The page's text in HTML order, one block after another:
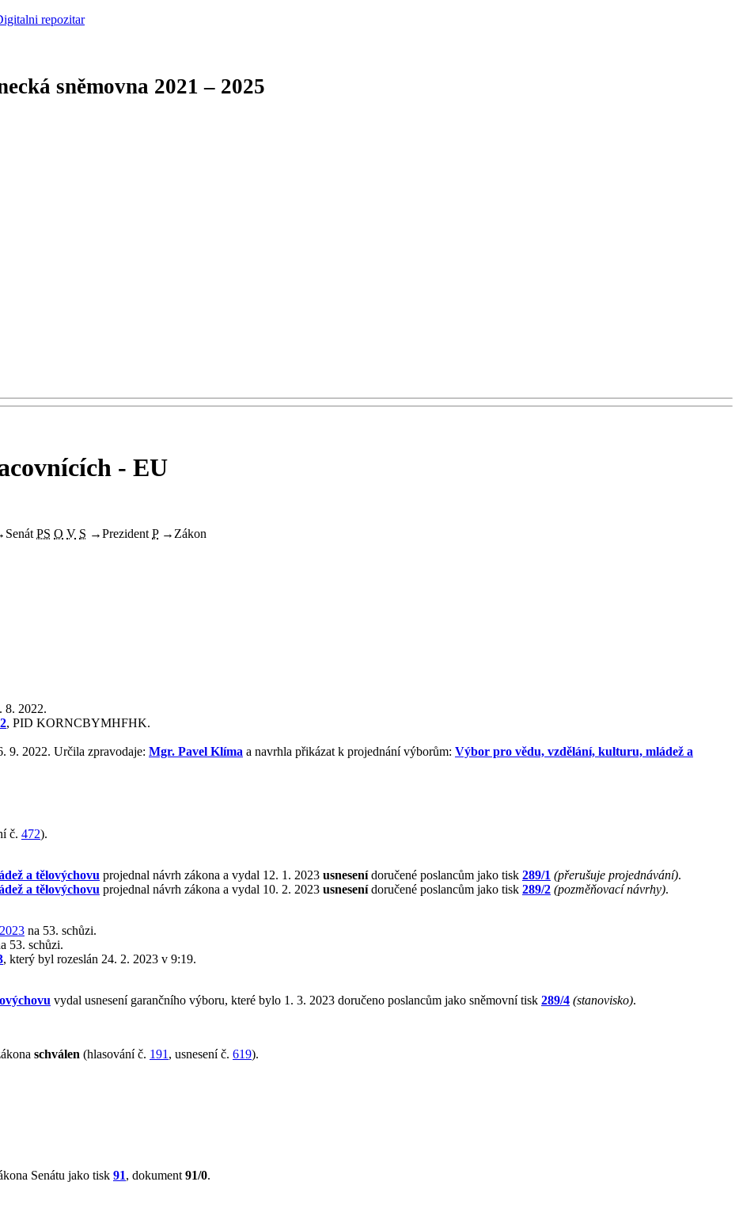
sněmovna 2021 – 2025
- EU
Senát PS O V S →Prezident P → Zákon
8. 2022.
, PID KORNCBYMHFHK.
9. 2022. Určila zpravodaje: Mgr. Pavel Klíma a navrhla přikázat k projednání výborům: Výbor pro vědu, vzdělání, kulturu, mládež a
č. 472).
a tělovýchovu projednal návrh zákona a vydal 12. 1. 2023 usnesenídoručené poslancům jako tisk 289/1 (přerušuje projednávání).
a tělovýchovu projednal návrh zákona a vydal 10. 2. 2023 usnesenídoručené poslancům jako tisk 289/2 (pozměňovací návrhy).
na 53. schůzi.
53. schůzi.
, který byl rozeslán 24. 2. 2023 v 9:19.
vydal usnesení garančního výboru, které bylo 1. 3. 2023 doručeno poslancům jako sněmovní tisk 289/4 (stanovisko).
schválen (hlasování č. 191 , usnesení č. 619).
Senátu jako tisk 91, dokument 91/0.